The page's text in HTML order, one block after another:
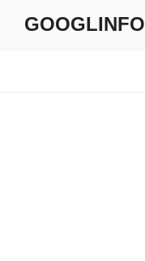
GOOGLINFO